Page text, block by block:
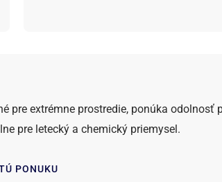
pre extrémne prostredie, ponúka odolnosť
pre letecký a chemický priemysel.
PONUKU